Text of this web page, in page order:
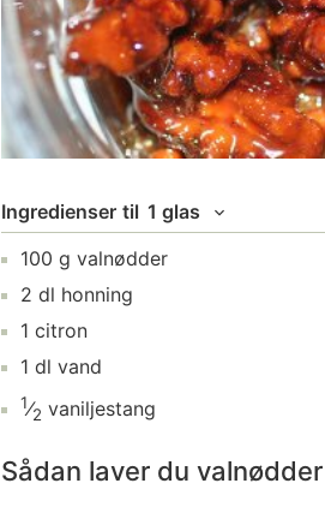
Ingredienser til 1 glas
100 g valnødder
2 dl honning
1 citron
1 dl vand
1⁄2 vaniljestang
Sådan laver du